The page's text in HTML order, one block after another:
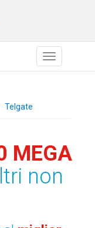
Telgate
MEGA
non